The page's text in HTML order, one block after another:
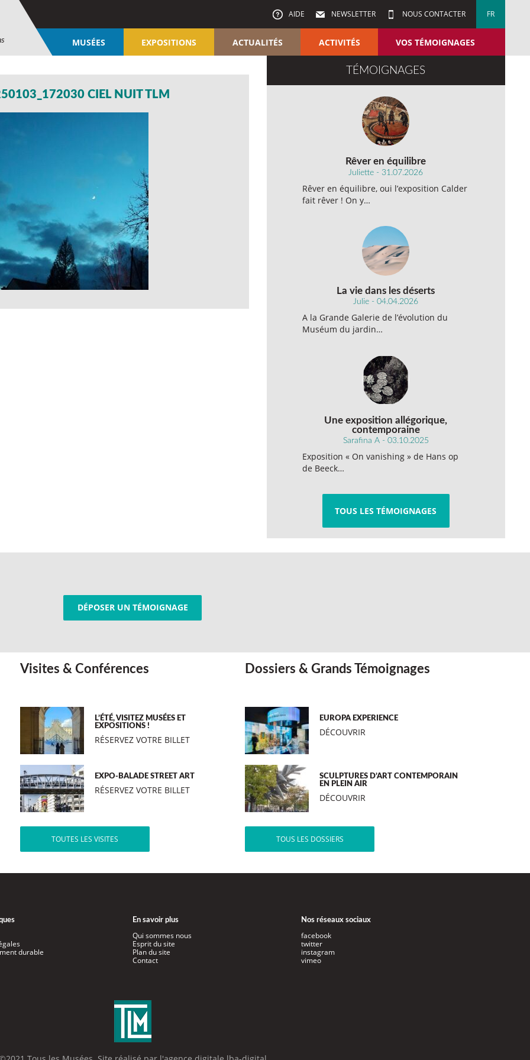
AIDE NEWSLETTER NOUS CONTACTER FR
MUSÉES EXPOSITIONS ACTUALITÉS ACTIVITÉS VOS TÉMOIGNAGES
CIEL NUIT TLM
TÉMOIGNAGES
Rêver en équilibre
Juliette - 31.07.2026
Rêver en équilibre, oui l’exposition Calder
fait rêver ! On y…
La vie dans les déserts
Julie - 04.04.2026
A la Grande Galerie de l’évolution du
Muséum du jardin…
Une exposition allégorique,
contemporaine
Sarafina A - 03.10.2025
Exposition « On vanishing » de Hans op
de Beeck…
TOUS LES TÉMOIGNAGES
DÉPOSER UN TÉMOIGNAGE
Visites & Conférences
L’ÉTÉ, VISITEZ MUSÉES ET
EXPOSITIONS !
RÉSERVEZ VOTRE BILLET
EXPO-BALADE STREET ART
RÉSERVEZ VOTRE BILLET
TOUTES LES VISITES
Dossiers & Grands Témoignages
EUROPA EXPERIENCE
DÉCOUVRIR
SCULPTURES D’ART CONTEMPORAIN
EN PLEIN AIR
DÉCOUVRIR
TOUS LES DOSSIERS
durable
En savoir plus
Qui sommes nous
Esprit du site
Plan du site
Contact
Nos réseaux sociaux
facebook
twitter
instagram
vimeo